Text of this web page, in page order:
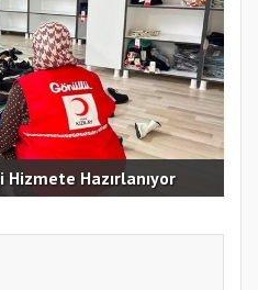
Hizmete Hazırlanıyor